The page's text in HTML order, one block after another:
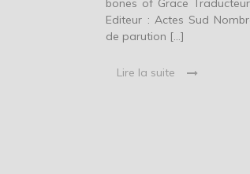
bones of Grace
Editeur : Actes Sud
de parution […]
Lire la suite